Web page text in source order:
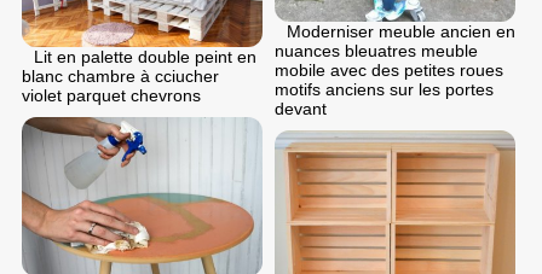
Moderniser meuble ancien en
nuances bleuatres meuble
mobile avec des petites roues
motifs anciens sur les portes
devant
Lit en palette double peint en
blanc chambre à cciucher
violet parquet chevrons